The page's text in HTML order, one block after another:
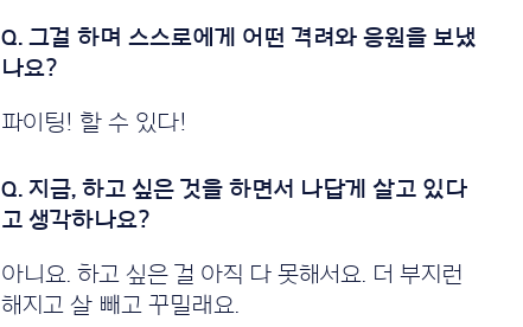
파이팅! 할 수 있다!
아니요. 하고 싶은 걸 아직 다 못해서요. 더 부지런
해지고 살 빼고 꾸밀래요.